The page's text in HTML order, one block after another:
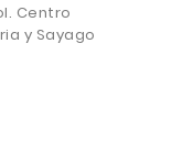
Centro
y Sayago